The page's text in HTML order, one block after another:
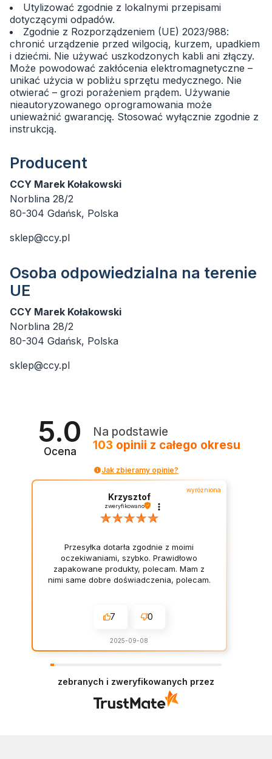
Utylizować zgodnie z lokalnymi przepisami
dotyczącymi odpadów.
Zgodnie z Rozporządzeniem (UE) 2023/988:
chronić urządzenie przed wilgocią, kurzem, upadkiem
i dziećmi. Nie używać uszkodzonych kabli ani złączy.
Może powodować zakłócenia elektromagnetyczne –
unikać użycia w pobliżu sprzętu medycznego. Nie
otwierać – grozi porażeniem prądem. Używanie
nieautoryzowanego oprogramowania może
unieważnić gwarancję. Stosować wyłącznie zgodnie z
instrukcją.
Producent
CCY Marek Kołakowski
Norblina 28/2
80-304 Gdańsk, Polska
sklep@ccy.pl
Osoba odpowiedzialna na terenie
UE
CCY Marek Kołakowski
Norblina 28/2
80-304 Gdańsk, Polska
sklep@ccy.pl
5.0
Ocena
Na podstawie
103 opinii z całego okresu
Jak zbieramy opinie?
wyróżniona
Krzysztof
zweryfikowano
Przesyłka dotarła zgodnie z moimi
oczekiwaniami, szybko. Prawidłowo
zapakowane produkty, polecam. Mam z
nimi same dobre doświadczenia, polecam.
7 0
2025-09-08
zebranych i zweryfikowanych przez